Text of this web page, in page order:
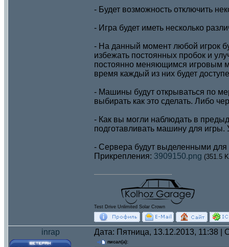
- Будет возможность отключить
- Игра будет иметь несколько
- На данный момент любой игрок
избежать постоянных пробок и
постоянно меняющимся игровым
время каждый из них будет
- Машины будут открываться по
выбирать как это сделать. Либо
- Как вы могли наблюдать в
подготавливать машину для игры.
- Сервера будут выделенными
Прикрепления: 3909150.png (351.5
Test Drive Unlimited Solar Crown
inrap Дата: Пятница, 13.12.2013, 11:38
писал(а):